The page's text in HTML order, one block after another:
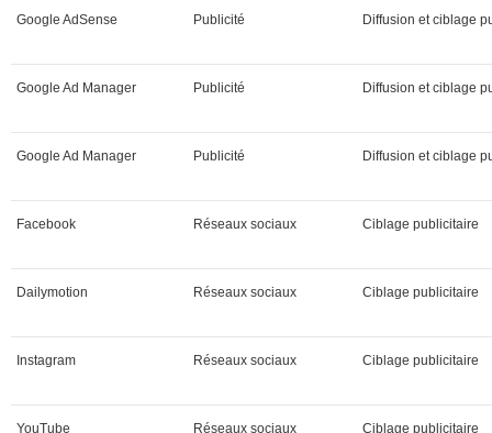
Google AdSense Publicité Diffusion et ciblage
Google Ad Manager Publicité Diffusion et ciblage
Google Ad Manager Publicité Diffusion et ciblage
Facebook Réseaux sociaux Ciblage publicitaire
Dailymotion Réseaux sociaux Ciblage publicitaire
Instagram Réseaux sociaux Ciblage publicitaire
YouTube Réseaux sociaux Ciblage publicitaire